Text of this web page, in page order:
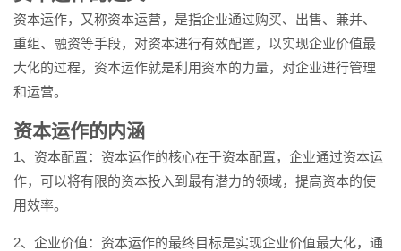
资本运作，又称资本运营，是指企业通过购买、出售、兼并、
重组、融资等手段，对资本进行有效配置，以实现企业价值最
大化的过程，资本运作就是利用资本的力量，对企业进行管理
和运营。
资本运作的内涵
1、资本配置：资本运作的核心在于资本配置，企业通过资本运
作，可以将有限的资本投入到最有潜力的领域，提高资本的使
用效率。
2、企业价值：资本运作的最终目标是实现企业价值最大化，通